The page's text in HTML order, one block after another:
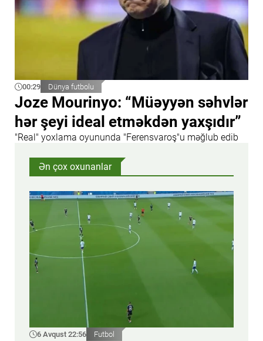
00:29 Dünya futbolu
Joze Mourinyo: “Müəyyən səhvlər
hər şeyi ideal etməkdən yaxşıdır”
"Real" yoxlama oyununda "Ferensvaroş"u məğlub edib
Ən çox oxunanlar
6 Avqust 22:56 Futbol